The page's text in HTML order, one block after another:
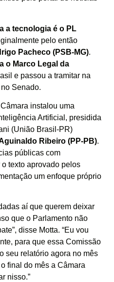
a tecnologia é o PL
pelo então
Pacheco (PSB-MG).
o Marco Legal da
e passou a tramitar na
Senado.
instalou uma
Artificial, presidida
(União Brasil-PR)
Ribeiro (PP-PB).
públicas com
texto aprovado pelos
um enfoque próprio
aí que querem deixar
que o Parlamento não
disse Motta. “Eu vou
para que essa Comissão
seu relatório agora no mês
final do mês a Câmara
nisso.”